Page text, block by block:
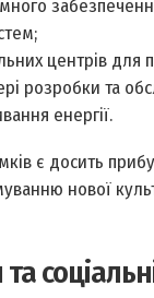
центрів для
розробки та
енергії.
є досить
нової